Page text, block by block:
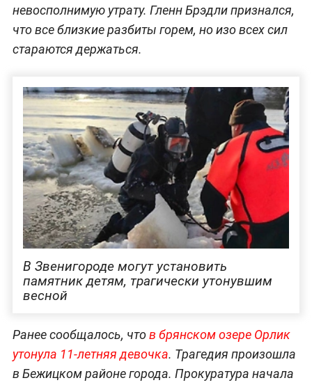
невосполнимую утрату. Гленн Брэдли признался,
что все близкие разбиты горем, но изо всех сил
стараются держаться.
В Звенигороде могут установить
памятник детям, трагически утонувшим
весной
Ранее сообщалось, чтов брянском озере Орлик
утонула 11-летняя девочка. Трагедия произошла
в Бежицком районе города. Прокуратура начала